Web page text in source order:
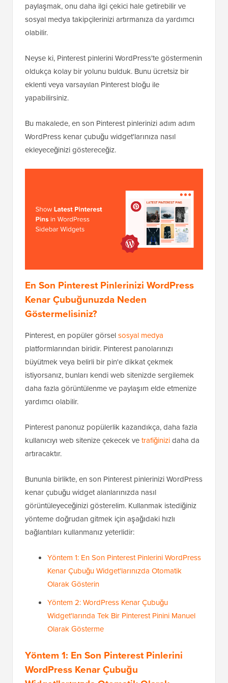
paylaşmak, onu daha ilgi çekici hale getirebilir ve
sosyal medya takipçilerinizi artırmanıza da yardımcı
olabilir.
Neyse ki, Pinterest pinlerini WordPress'te göstermenin
oldukça kolay bir yolunu bulduk. Bunu ücretsiz bir
eklenti veya varsayılan Pinterest bloğu ile
yapabilirsiniz.
Bu makalede, en son Pinterest pinlerinizi adım adım
WordPress kenar çubuğu widget'larınıza nasıl
ekleyeceğinizi göstereceğiz.
En Son Pinterest Pinlerinizi WordPress
Kenar Çubuğunuzda Neden
Göstermelisiniz?
Pinterest, en popüler görselsosyal medya
platformlarından biridir. Pinterest panolarınızı
büyütmek veya belirli bir pin'e dikkat çekmek
istiyorsanız, bunları kendi web sitenizde sergilemek
daha fazla görüntülenme ve paylaşım elde etmenize
yardımcı olabilir.
Pinterest panonuz popülerlik kazandıkça, daha fazla
kullanıcıyı web sitenize çekecek vetrafiğinizidaha da
artıracaktır.
Bununla birlikte, en son Pinterest pinlerinizi WordPress
kenar çubuğu widget alanlarınızda nasıl
görüntüleyeceğinizi gösterelim. Kullanmak istediğiniz
yönteme doğrudan gitmek için aşağıdaki hızlı
bağlantıları kullanmanız yeterlidir:
Yöntem 1: En Son Pinterest Pinlerini WordPress
Kenar Çubuğu Widget'larınızda Otomatik
Olarak Gösterin
Yöntem 2: WordPress Kenar Çubuğu
Widget'larında Tek Bir Pinterest Pinini Manuel
Olarak Gösterme
Yöntem 1: En Son Pinterest Pinlerini
WordPress Kenar Çubuğu